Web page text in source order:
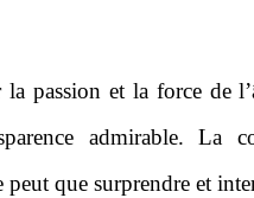
passion et la force de
admirable. La
que surprendre et